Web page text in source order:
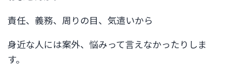
責任、義務、周りの目、気遣いから
身近な人には案外、悩みって言えなかったりしま
す。